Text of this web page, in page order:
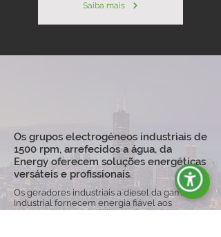
Saiba mais
Os grupos electrogéneos industriais de
1500 rpm, arrefecidos a água, da
Energy oferecem soluções energéticas
versáteis e profissionais.
Os geradores industriais a diesel da gama
Industrial fornecem energia fiável aos
sectores industrial, civil e agrícola. Com